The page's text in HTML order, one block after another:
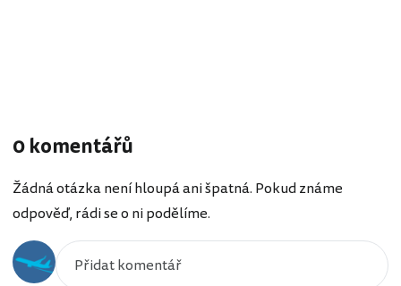
0 komentářů
Žádná otázka není hloupá ani špatná. Pokud známe
odpověď, rádi se o ni podělíme.